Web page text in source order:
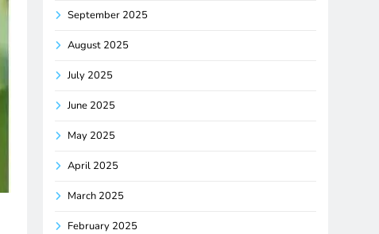
September 2025
August 2025
July 2025
June 2025
May 2025
April 2025
March 2025
February 2025